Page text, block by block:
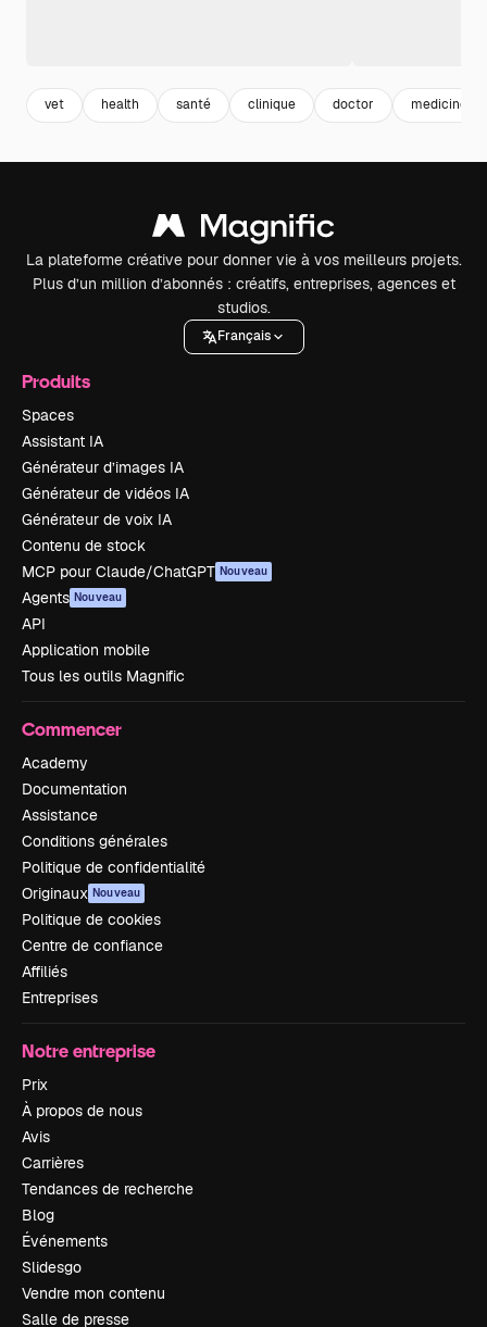
vet health santé clinique doctor medicine
La plateforme créative pour donner vie à vos meilleurs projets.
Plus d’un million d’abonnés : créatifs, entreprises, agences et
studios.
Français
Produits
Spaces
Assistant IA
Générateur d’images IA
Générateur de vidéos IA
Générateur de voix IA
Contenu de stock
MCP pour Claude/ChatGPT Nouveau
Agents Nouveau
API
Application mobile
Tous les outils Magnific
Commencer
Academy
Documentation
Assistance
Conditions générales
Politique de confidentialité
Originaux Nouveau
Politique de cookies
Centre de confiance
Affiliés
Entreprises
Notre entreprise
Prix
À propos de nous
Avis
Carrières
Tendances de recherche
Blog
Événements
Slidesgo
Vendre mon contenu
Salle de presse